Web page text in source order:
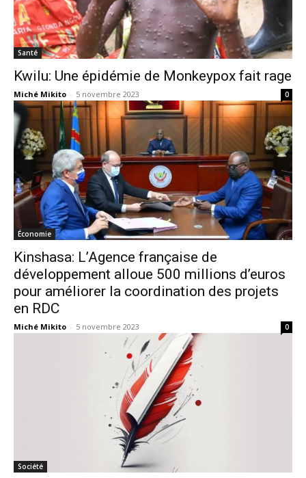
Santé
Kwilu: Une épidémie de Monkeypox fait rage
Miché Mikito - 5 novembre 2023 0
Économie
Kinshasa: L’Agence française de
développement alloue 500 millions d’euros
pour améliorer la coordination des projets
en RDC
Miché Mikito - 5 novembre 2023 0
Société